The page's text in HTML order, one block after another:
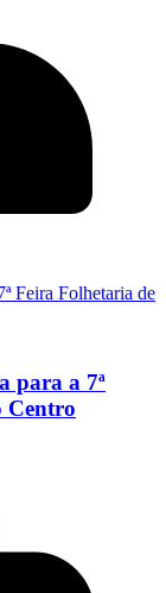
para a 7ª
Centro